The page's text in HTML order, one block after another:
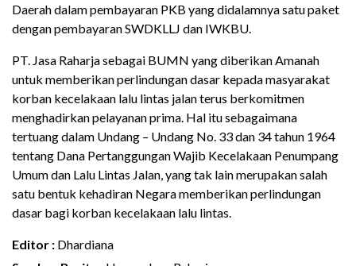
Daerah dalam pembayaran PKB yang didalamnya satu paket
dengan pembayaran SWDKLLJ dan IWKBU.
PT. Jasa Raharja sebagai BUMN yang diberikan Amanah
untuk memberikan perlindungan dasar kepada masyarakat
korban kecelakaan lalu lintas jalan terus berkomitmen
menghadirkan pelayanan prima. Hal itu sebagaimana
tertuang dalam Undang – Undang No. 33 dan 34 tahun 1964
tentang Dana Pertanggungan Wajib Kecelakaan Penumpang
Umum dan Lalu Lintas Jalan, yang tak lain merupakan salah
satu bentuk kehadiran Negara memberikan perlindungan
dasar bagi korban kecelakaan lalu lintas.
Editor : Dhardiana